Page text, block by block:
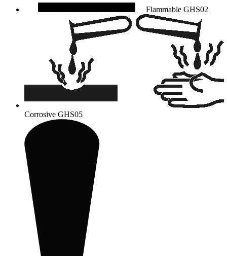
Flammable GHS02
Corrosive GHS05